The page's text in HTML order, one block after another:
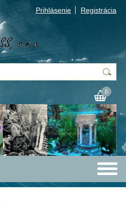
Prihlásenie Registrácia
0